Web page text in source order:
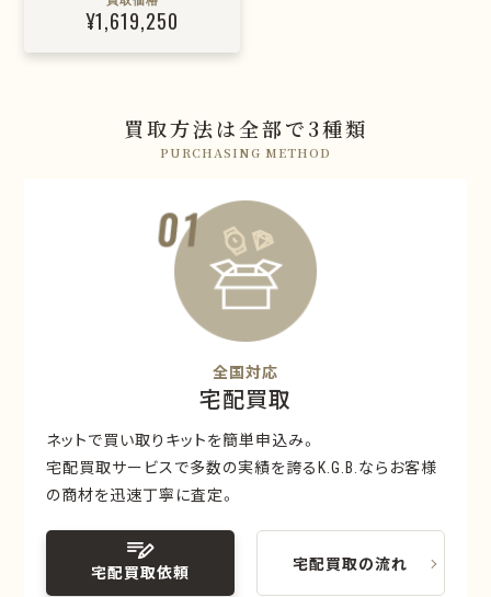
¥1,619,250
買取方法は全部で3種類
PURCHASING METHOD
全国対応
宅配買取
ネットで買い取りキットを簡単申込み。
宅配買取サービスで多数の実績を誇るK.G.B.ならお客様
の商材を迅速丁寧に査定。
宅配買取依頼 宅配買取の流れ